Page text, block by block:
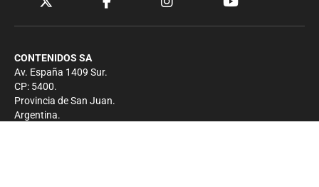
CONTENIDOS SA
Av. España 1409 Sur.
CP: 5400.
Provincia de San Juan.
Argentina.